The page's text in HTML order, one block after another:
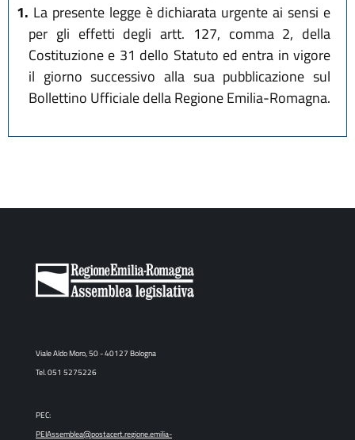
1. La presente legge è dichiarata urgente ai sensi e
per gli effetti degli artt. 127, comma 2, della
Costituzione e 31 dello Statuto ed entra in vigore
il giorno successivo alla sua pubblicazione sul
Bollettino Ufficiale della Regione Emilia-Romagna.
Viale Aldo Moro, 50 - 40127 Bologna
Tel. 051 5275226
PEC:
PEIAssemblea@postacert.regione.emilia-